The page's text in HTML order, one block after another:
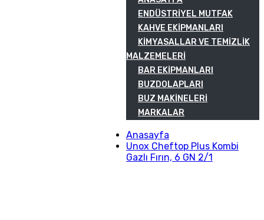
ENDÜSTRIYEL MUTFAK
KAHVE EKIPMANLARI
KIMYASALLAR VE TEMIZLIK
MALZEMELERI
BAR EKIPMANLARI
BUZDOLAPLARI
BUZ MAKINELERI
MARKALAR
Anasayfa
Unox Cheftop Plus Kombi
Gazlı Fırın, 6 GN 2/1